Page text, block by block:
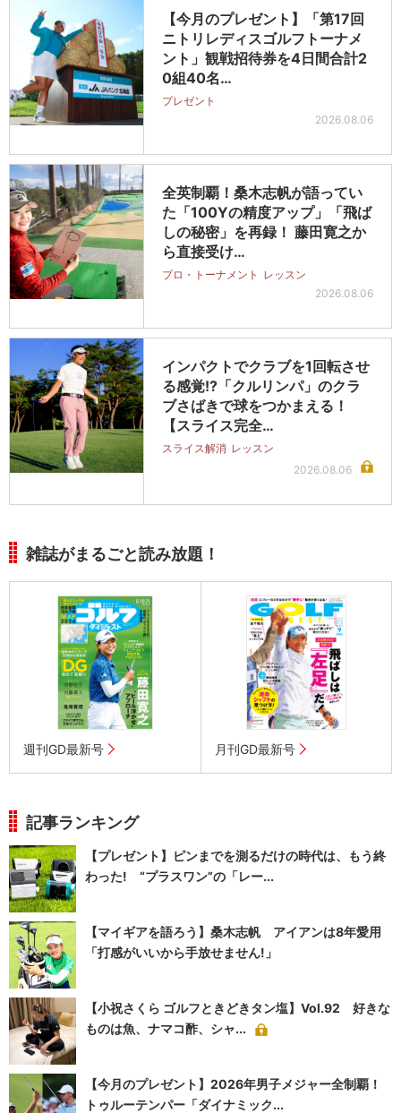
【今月のプレゼント】「第17回
ニトリレディスゴルフトーナメ
ント」観戦招待券を4日間合計2
0組40名…
プレゼント
2026.08.06
全英制覇！桑木志帆が語ってい
た「100Yの精度アップ」「飛ば
しの秘密」を再録！ 藤田寛之か
ら直接受け…
プロ・トーナメント レッスン
2026.08.06
インパクトでクラブを1回転させ
る感覚!?「クルリンパ」のクラ
ブさばきで球をつかまえる！
【スライス完全…
スライス解消 レッスン
2026.08.06
雑誌がまるごと読み放題！
週刊GD最新号 月刊GD最新号
記事ランキング
【プレゼント】ピンまでを測るだけの時代は、もう終
わった! “プラスワン”の「レー...
【マイギアを語ろう】桑木志帆 アイアンは8年愛用
「打感がいいから手放せません!」
【小祝さくら ゴルフときどきタン塩】Vol.92 好きな
ものは魚、ナマコ酢、シャ...
【今月のプレゼント】2026年男子メジャー全制覇！
トゥルーテンパー「ダイナミック...